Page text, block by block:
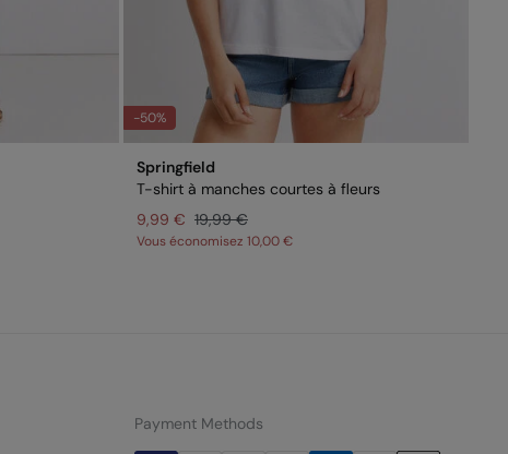
-50%
Springfield
T-shirt à manches courtes à fleurs
9,99 € 19,99 €
Vous économisez 10,00 €
Payment Methods